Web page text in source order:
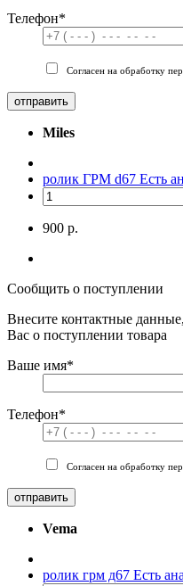
Телефон*
Согласен на обработку
отправить
Miles
ролик ГРМ d67 Есть
900 р.
Сообщить о поступлении
Внесите контактные
Вас о поступлении товара
Ваше имя*
Телефон*
Согласен на обработку
отправить
Vema
ролик грм д67 Есть